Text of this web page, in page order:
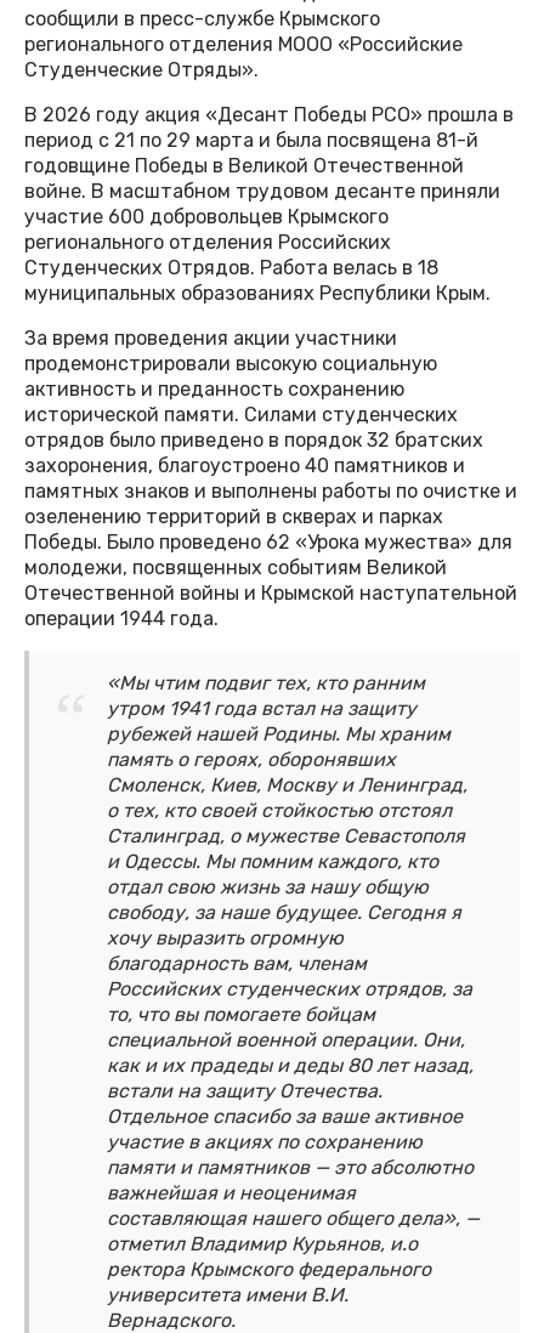
сообщили в пресс-службе Крымского
регионального отделения МООО «Российские
Студенческие Отряды».
В 2026 году акция «Десант Победы РСО» прошла в
период с 21 по 29 марта и была посвящена 81-й
годовщине Победы в Великой Отечественной
войне. В масштабном трудовом десанте приняли
участие 600 добровольцев Крымского
регионального отделения Российских
Студенческих Отрядов. Работа велась в 18
муниципальных образованиях Республики Крым.
За время проведения акции участники
продемонстрировали высокую социальную
активность и преданность сохранению
исторической памяти. Силами студенческих
отрядов было приведено в порядок 32 братских
захоронения, благоустроено 40 памятников и
памятных знаков и выполнены работы по очистке и
озеленению территорий в скверах и парках
Победы. Было проведено 62 «Урока мужества» для
молодежи, посвященных событиям Великой
Отечественной войны и Крымской наступательной
операции 1944 года.
«Мы чтим подвиг тех, кто ранним
утром 1941 года встал на защиту
рубежей нашей Родины. Мы храним
память о героях, оборонявших
Смоленск, Киев, Москву и Ленинград,
о тех, кто своей стойкостью отстоял
Сталинград, о мужестве Севастополя
и Одессы. Мы помним каждого, кто
отдал свою жизнь за нашу общую
свободу, за наше будущее. Сегодня я
хочу выразить огромную
благодарность вам, членам
Российских студенческих отрядов, за
то, что вы помогаете бойцам
специальной военной операции. Они,
как и их прадеды и деды 80 лет назад,
встали на защиту Отечества.
Отдельное спасибо за ваше активное
участие в акциях по сохранению
памяти и памятников — это абсолютно
важнейшая и неоценимая
составляющая нашего общего дела», —
отметил Владимир Курьянов, и.о
ректора Крымского федерального
университета имени В.И.
Вернадского.